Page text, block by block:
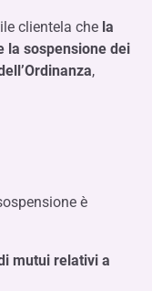
clientela che la
la sospensione dei
,
è
mutui relativi a